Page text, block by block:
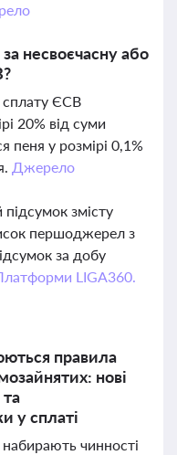
несвоєчасну або
сплату ЄСВ
20% від суми
пеня у розмірі 0,1%
Джерело
змісту
першоджерел з
за добу
LIGA360.
правила
нові
у сплаті
чинності